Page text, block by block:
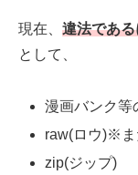
現在、 違法であ
として、
漫画バンク等
raw(ロウ)※ま
zip(ジップ)